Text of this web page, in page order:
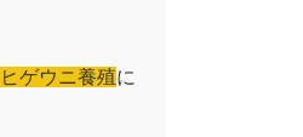
ゲウニ養殖に